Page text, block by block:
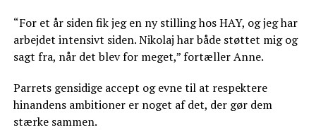
“For et år siden fik jeg en ny stilling hos HAY, og jeg har
arbejdet intensivt siden. Nikolaj har både støttet mig og
sagt fra, når det blev for meget,” fortæller Anne.
Parrets gensidige accept og evne til at respektere
hinandens ambitioner er noget af det, der gør dem
stærke sammen.